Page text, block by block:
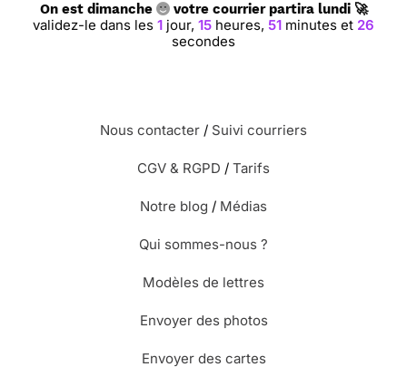
On est dimanche votre courrier partira lundi 🚀
validez-le dans les 1 jour, 15 heures, 51 minutes et 26
secondes
Nous contacter / Suivi courriers
CGV & RGPD / Tarifs
Notre blog / Médias
Qui sommes-nous ?
Modèles de lettres
Envoyer des photos
Envoyer des cartes